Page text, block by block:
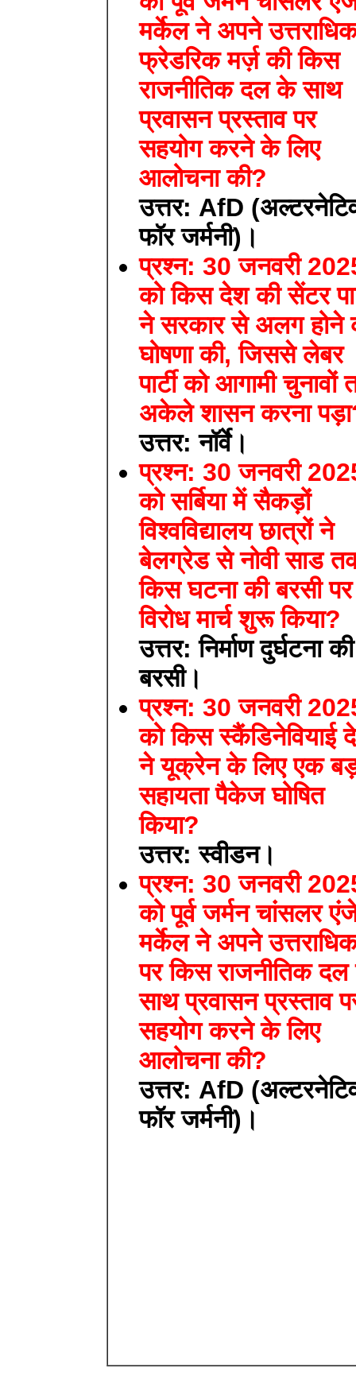
मर्केल ने अपने
फ्रेडरिक मर्ज़ की किस
राजनीतिक दल के साथ
प्रवासन प्रस्ताव पर
सहयोग करने के लिए
आलोचना की?
उत्तर: AfD
फॉर जर्मनी)।
प्रश्न: 30 जनवरी
को किस देश की सेंटर
ने सरकार से अलग होने
घोषणा की, जिससे लेबर
पार्टी को आगामी चुनावों
अकेले शासन करना
उत्तर: नॉर्वे।
प्रश्न: 30 जनवरी
को सर्बिया में सैकड़ों
विश्वविद्यालय छात्रों ने
बेलग्रेड से नोवी साड
किस घटना की बरसी पर
विरोध मार्च शुरू किया?
उत्तर: निर्माण दुर्घटना की
बरसी।
प्रश्न: 30 जनवरी
को किस स्कैंडिनेवियाई
ने यूक्रेन के लिए एक
सहायता पैकेज घोषित
किया?
उत्तर: स्वीडन।
प्रश्न: 30 जनवरी
को पूर्व जर्मन चांसलर
मर्केल ने अपने
पर किस राजनीतिक
साथ प्रवासन प्रस्ताव
सहयोग करने के लिए
आलोचना की?
उत्तर: AfD
फॉर जर्मनी)।